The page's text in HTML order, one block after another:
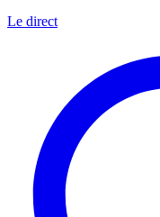
Le direct